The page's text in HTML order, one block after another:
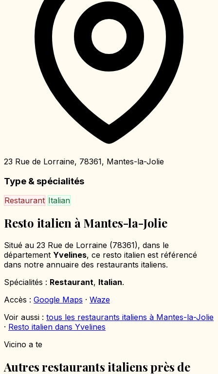
23 Rue de Lorraine, 78361, Mantes-la-Jolie
Type & spécialités
Restaurant Italian
Resto italien à Mantes-la-Jolie
Situé au 23 Rue de Lorraine (78361), dans le
département Yvelines, ce resto italien est référencé
dans notre annuaire des restaurants italiens.
Spécialités : Restaurant, Italian.
Accès : Google Maps · Waze
Voir aussi : tous les restaurants italiens à Mantes-la-Jolie
· Resto italien dans Yvelines
Vicino a te
Autres restaurants italiens près de